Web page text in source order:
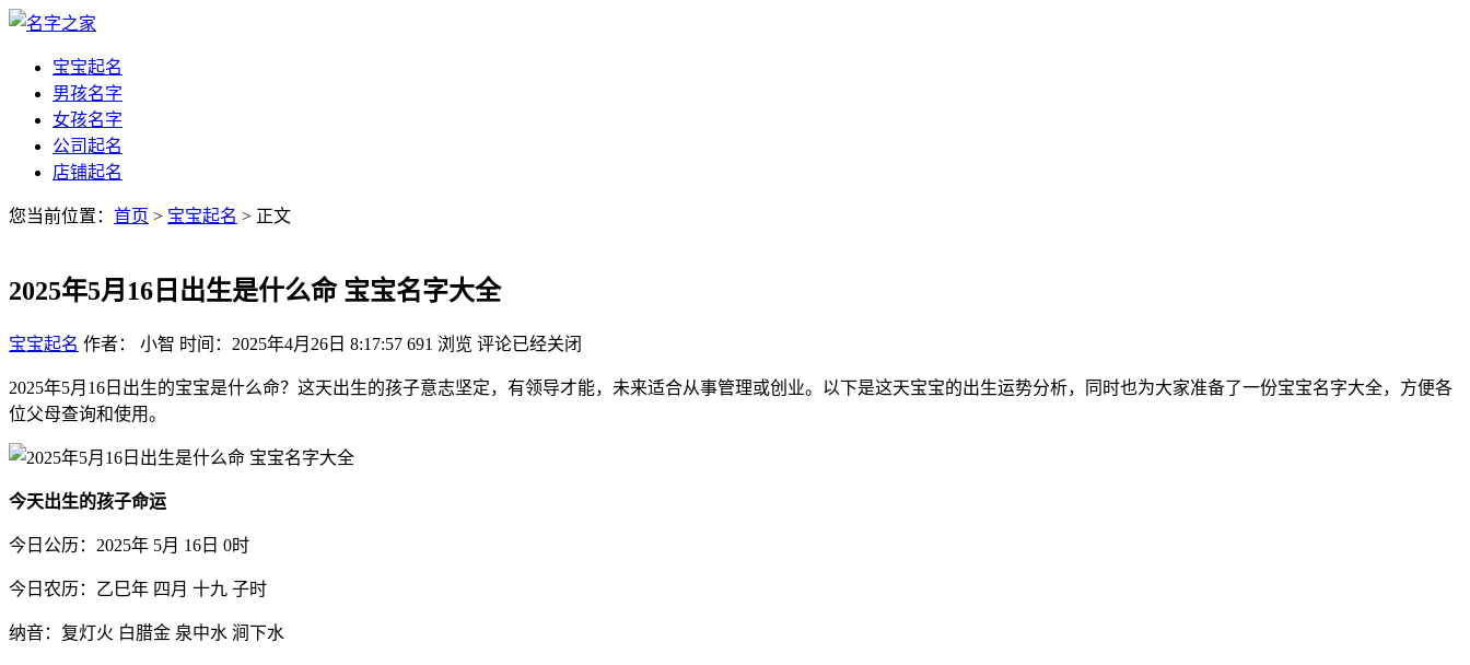
宝宝起名
男孩名字
女孩名字
公司起名
店铺起名
您当前位置： 首页 > 宝宝起名 > 正文
2025年5月16日出生是什么命 宝宝名字大全
宝宝起名 作者： 小智 时间：2025年4月26日 8:17:57 691 浏览 评论已经关闭
2025年5月16日出生的宝宝是什么命？这天出生的孩子意志坚定，有领导才能，未来适合从事管理或创业。以下是这天宝宝的出生运势分析，同时也为大家准备了一份宝宝名字大全，方便各
位父母查询和使用。
今天出生的孩子命运
今日公历：2025年 5月 16日 0时
今日农历：乙巳年 四月 十九 子时
纳音：复灯火 白腊金 泉中水 涧下水